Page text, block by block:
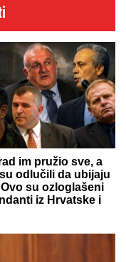
im pružio sve, a
odlučili da ubijaju
su ozloglašeni
iz Hrvatske i